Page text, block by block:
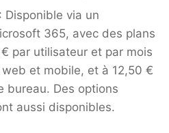
: Disponible via un
365, avec des plans
par utilisateur et par mois
et mobile, et à 12,50 €
bureau. Des options
aussi disponibles.